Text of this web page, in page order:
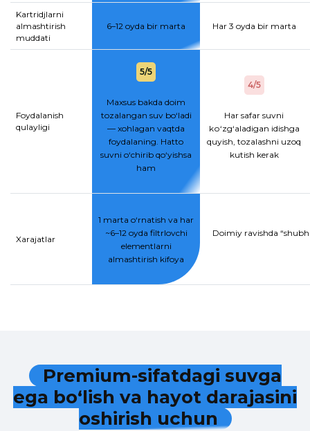
Kartridjlarni
almashtirish
muddati
6–12 oyda bir marta Har 3 oyda bir marta
Foydalanish
qulayligi
5/5
Maxsus bakda doim
tozalangan suv bo‘ladi
— xohlagan vaqtda
foydalaning. Hatto
suvni o‘chirib qo‘yishsa
ham
4/5
Har safar suvni
kо‘zg‘aladigan idishga
quyish, tozalashni uzoq
kutish kerak
Xarajatlar
1 marta o‘rnatish va har
~6–12 oyda filtrlovchi
elementlarni
almashtirish kifoya
Doimiy ravishda
Premium-sifatdagi suvga
ega bo‘lish va hayot darajasini
oshirish uchun